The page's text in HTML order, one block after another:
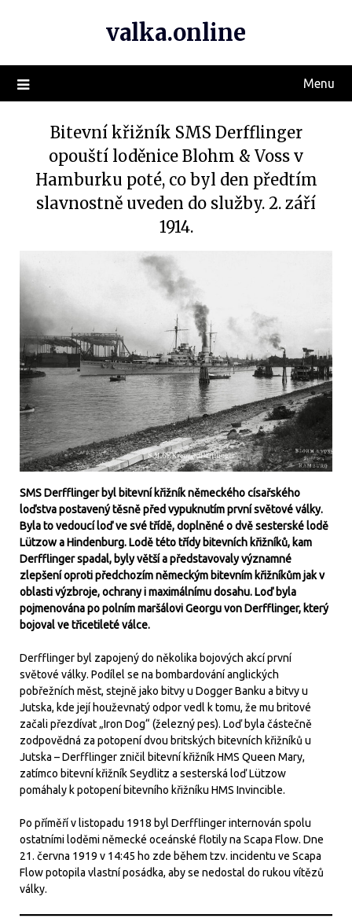
valka.online
Menu
Bitevní křižník SMS Derfflinger
opouští loděnice Blohm & Voss v
Hamburku poté, co byl den předtím
slavnostně uveden do služby. 2. září
1914.
SMS Derfflinger byl bitevní křižník německého císařského
loďstva postavený těsně před vypuknutím první světové války.
Byla to vedoucí loď ve své třídě, doplněné o dvě sesterské lodě
Lützow a Hindenburg. Lodě této třídy bitevních křižníků, kam
Derfflinger spadal, byly větší a představovaly významné
zlepšení oproti předchozím německým bitevním křižníkům jak v
oblasti výzbroje, ochrany i maximálnímu dosahu. Loď byla
pojmenována po polním maršálovi Georgu von Derfflinger, který
bojoval ve třicetileté válce.
Derfflinger byl zapojený do několika bojových akcí první
světové války. Podílel se na bombardování anglických
pobřežních měst, stejně jako bitvy u Dogger Banku a bitvy u
Jutska, kde její houževnatý odpor vedl k tomu, že mu britové
začali přezdívat „Iron Dog“ (železný pes). Loď byla částečně
zodpovědná za potopení dvou britských bitevních křižníků u
Jutska – Derfflinger zničil bitevní křižník HMS Queen Mary,
zatímco bitevní křižník Seydlitz a sesterská loď Lützow
pomáhaly k potopení bitevního křižníku HMS Invincible.
Po příměří v listopadu 1918 byl Derfflinger internován spolu
ostatními loděmi německé oceánské flotily na Scapa Flow. Dne
21. června 1919 v 14:45 ho zde během tzv. incidentu ve Scapa
Flow potopila vlastní posádka, aby se nedostal do rukou vítězů
války.